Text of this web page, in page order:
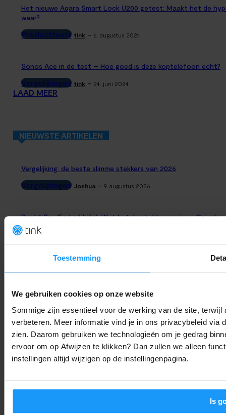
Toestemming
We gebruiken cookies op onze website
Sommige zijn essentieel voor de werking van de site,
verbeteren. Meer informatie vind je in ons privacybeleid via
zien. Daarom gebruiken we technologieën om je gedrag
ervoor om op Afwijzen te klikken? Dan zullen we alleen
instellingen altijd wijzigen op de instellingenpagina.
Is
Het nieuwe Aqara Smart Lock U200 getest: Maakt het de
waar?
Producttests tink - 6. augustus 2024
Sonos Ace in de test – Hoe goed is deze koptelefoon echt?
Vergelijkingen tink - 24. juni 2024
LAAD MEER
NIEUWSTE ARTIKELEN
Vergelijking: de beste slimme stekkers van 2026
Vergelijkingen Joshua - 9. augustus 2026
Pixel 6 Pro ‘End of Life’: Wat betekent dit voor jouw Google
Home app?
Trends & Technologie Joshua - 9. augustus 2026
Dag Starlink? Europa Versnelt de Uitrol van Eigen
Jouw Smart Home Weekoverzicht (Week 32): AI-hacks, app-
updates en grote Google-stappen
Smart Home Nieuws Joshua - 9. augustus 2026